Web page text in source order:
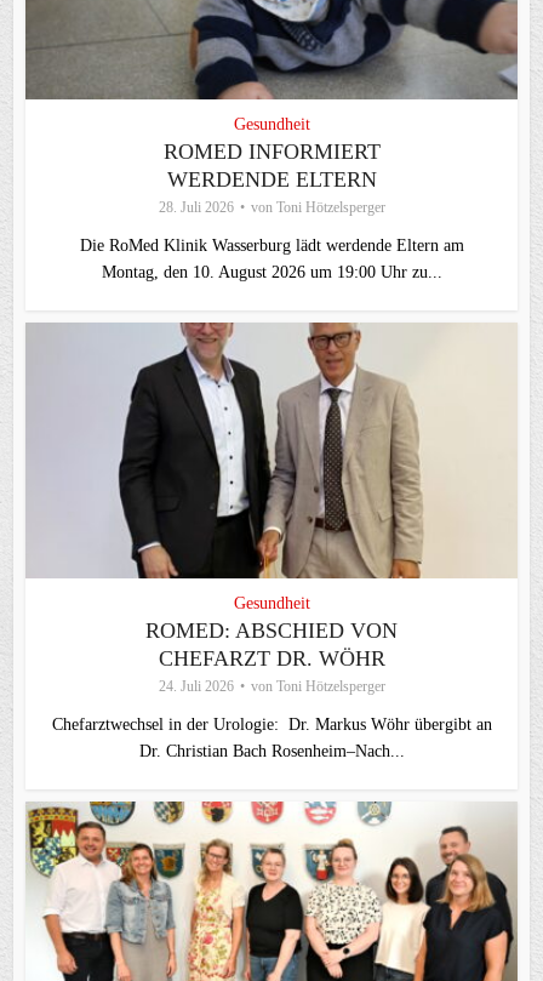
Gesundheit
ROMED INFORMIERT
WERDENDE ELTERN
28. Juli 2026 von Toni Hötzelsperger
Die RoMed Klinik Wasserburg lädt werdende Eltern am
Montag, den 10. August 2026 um 19:00 Uhr zu...
Gesundheit
ROMED: ABSCHIED VON
CHEFARZT DR. WÖHR
24. Juli 2026 von Toni Hötzelsperger
Chefarztwechsel in der Urologie: Dr. Markus Wöhr übergibt an
Dr. Christian Bach Rosenheim–Nach...